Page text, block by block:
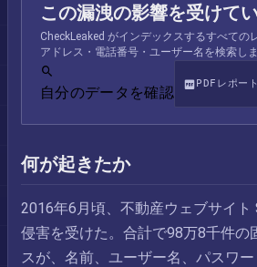
この漏洩の影響を受けて
CheckLeaked がインデックスするすべての
アドレス・電話番号・ユーザー名を検索しま
自分のデータを確認
PDFレポー
何が起きたか
2016年6月頃、不動産ウェブサイト
侵害を受けた。合計で98万8千件の
スが、名前、ユーザー名、パスワ